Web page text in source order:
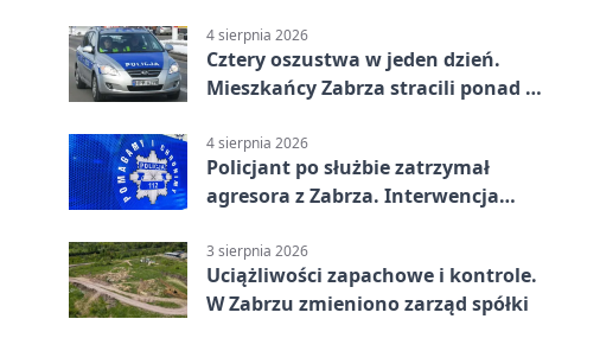
4 sierpnia 2026
Cztery oszustwa w jeden dzień.
Mieszkańcy Zabrza stracili ponad 6
4 sierpnia 2026
Policjant po służbie zatrzymał
agresora z Zabrza. Interwencja
3 sierpnia 2026
Uciążliwości zapachowe i kontrole.
W Zabrzu zmieniono zarząd spółki